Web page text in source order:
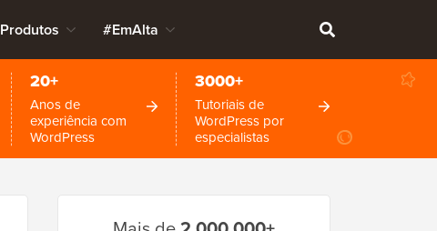
Produtos #EmAlta
20+
Anos de
experiência com
WordPress
3000+
Tutoriais de
WordPress por
especialistas